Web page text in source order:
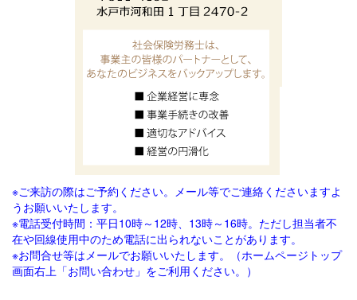
※ご来訪の際はご予約ください。メール等でご連絡くださいますよ
うお願いいたします。
※電話受付時間：平日10時～12時、13時～16時。ただし担当者不
在や回線使用中のため電話に出られないことがあります。
※お問合せ等はメールでお願いいたします。（ホームページトップ
画面右上「お問い合わせ」をご利用ください。）